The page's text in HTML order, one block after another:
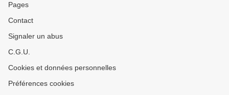
Pages
Contact
Signaler un abus
C.G.U.
Cookies et données personnelles
Préférences cookies